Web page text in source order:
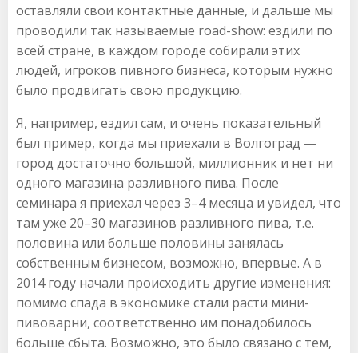
оставляли свои контактные данные, и дальше мы
проводили так называемые road-show: ездили по
всей стране, в каждом городе собирали этих
людей, игроков пивного бизнеса, которым нужно
было продвигать свою продукцию.
Я, например, ездил сам, и очень показательный
был пример, когда мы приехали в Волгоград —
город достаточно большой, миллионник и нет ни
одного магазина разливного пива. После
семинара я приехал через 3–4 месяца и увидел, что
там уже 20–30 магазинов разливного пива, т.е.
половина или больше половины занялась
собственным бизнесом, возможно, впервые. А в
2014 году начали происходить другие изменения:
помимо спада в экономике стали расти мини-
пивоварни, соответственно им понадобилось
больше сбыта. Возможно, это было связано с тем,